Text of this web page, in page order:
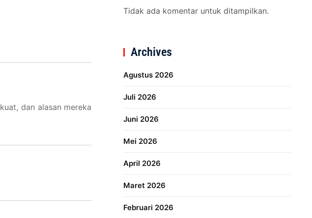
dan alasan mereka
Tidak ada komentar untuk ditampilkan.
Archives
Agustus 2026
Juli 2026
Juni 2026
Mei 2026
April 2026
Maret 2026
Februari 2026